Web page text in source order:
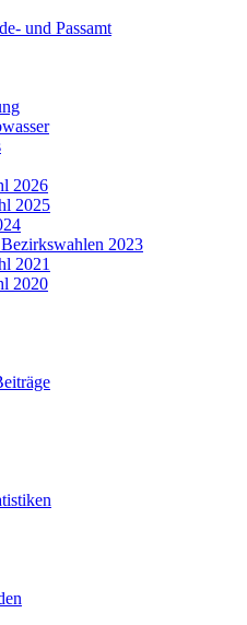
und Passamt
2026
2025
2023
2021
2020